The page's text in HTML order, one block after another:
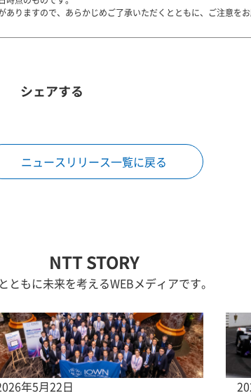
りますので、あらかじめご了承いただくとともに、ご注意をお
シェアする
ニュースリリース一覧に戻る
NTT STORY
ともに未来を考えるWEBメディアです。
年5月22日